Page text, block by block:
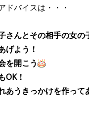
ドバイスは・・・
さんとその相手の女の
げよう！
を開こう
OK！
あうきっかけを作って